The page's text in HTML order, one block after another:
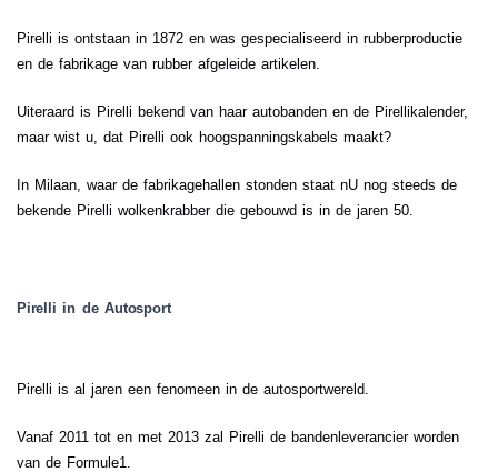
Pirelli is ontstaan in 1872 en was gespecialiseerd in rubberproductie
en de fabrikage van rubber afgeleide artikelen.
Uiteraard is Pirelli bekend van haar autobanden en de Pirellikalender,
maar wist u, dat Pirelli ook hoogspanningskabels maakt?
In Milaan, waar de fabrikagehallen stonden staat nU nog steeds de
bekende Pirelli wolkenkrabber die gebouwd is in de jaren 50.
Pirelli in de Autosport
Pirelli is al jaren een fenomeen in de autosportwereld.
Vanaf 2011 tot en met 2013 zal Pirelli de bandenleverancier worden
van de Formule1.